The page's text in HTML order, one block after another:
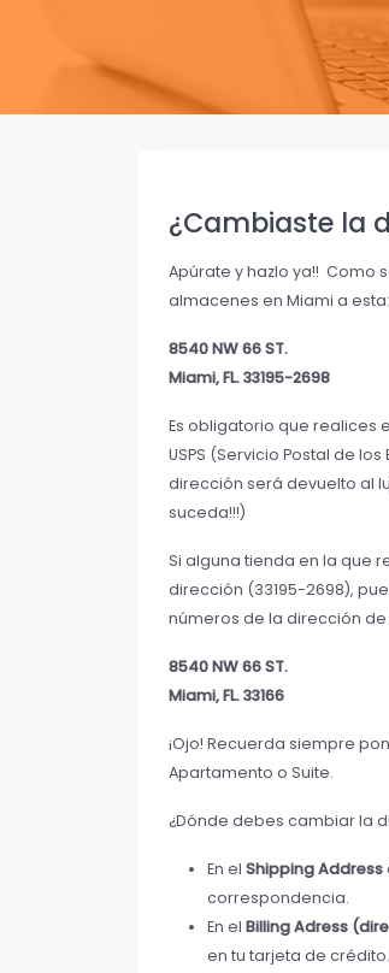
¿Cambiaste la
Apúrate y hazlo ya!! Como
almacenes en Miami a esta:
8540 NW 66 ST.
Miami, FL. 33195-2698
Es obligatorio que realices
USPS (Servicio Postal de
dirección será devuelto al
suceda!!!)
Si alguna tienda en la que
dirección (33195-2698),
números de la dirección
8540 NW 66 ST.
Miami, FL. 33166
¡Ojo! Recuerda siempre
Apartamento o Suite.
¿Dónde debes cambiar la
En el Shipping Address
correspondencia.
En el Billing Adress
en tu tarjeta de